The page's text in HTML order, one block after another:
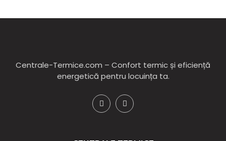
Centrale-Termice.com – Confort termic și eficiență
energetică pentru locuința ta.